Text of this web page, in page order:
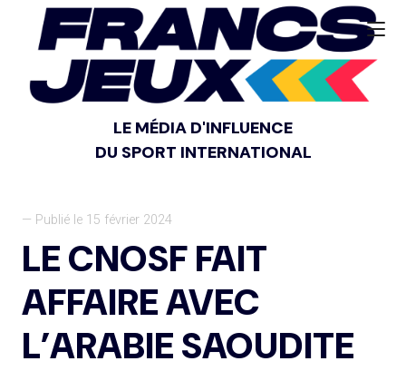
LE MÉDIA D'INFLUENCE
DU SPORT INTERNATIONAL
— Publié le 15 février 2024
LE CNOSF FAIT
AFFAIRE AVEC
L’ARABIE SAOUDITE